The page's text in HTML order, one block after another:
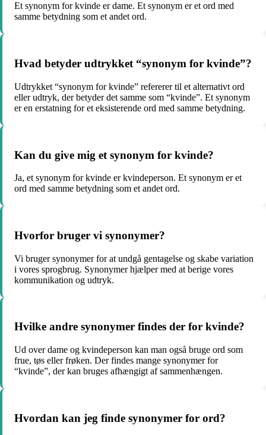
Et synonym for kvinde er dame. Et synonym er et ord med
samme betydning som et andet ord.
Hvad betyder udtrykket “synonym for kvinde”?
Udtrykket “synonym for kvinde” refererer til et alternativt ord
eller udtryk, der betyder det samme som “kvinde”. Et synonym
er en erstatning for et eksisterende ord med samme betydning.
Kan du give mig et synonym for kvinde?
Ja, et synonym for kvinde er kvindeperson. Et synonym er et
ord med samme betydning som et andet ord.
Hvorfor bruger vi synonymer?
Vi bruger synonymer for at undgå gentagelse og skabe variation
i vores sprogbrug. Synonymer hjælper med at berige vores
kommunikation og udtryk.
Hvilke andre synonymer findes der for kvinde?
Ud over dame og kvindeperson kan man også bruge ord som
frue, tøs eller frøken. Der findes mange synonymer for
“kvinde”, der kan bruges afhængigt af sammenhængen.
Hvordan kan jeg finde synonymer for ord?